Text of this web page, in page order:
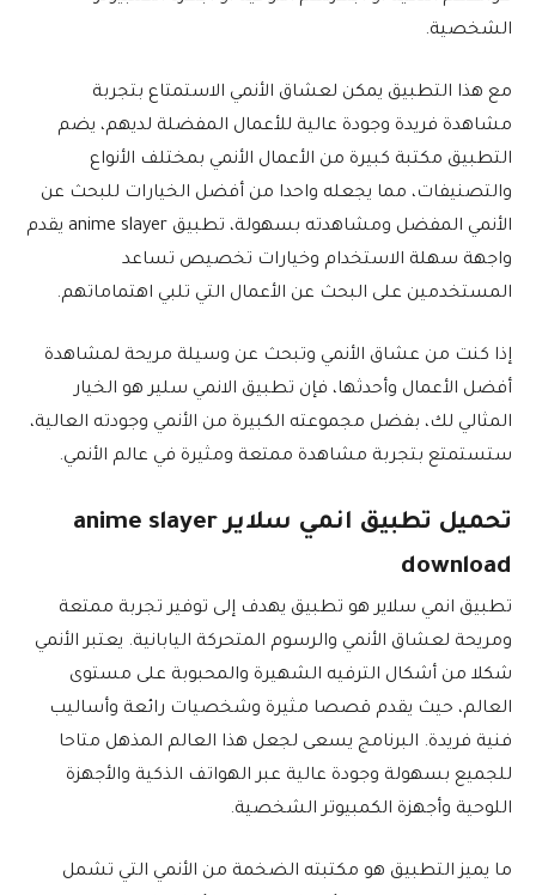
الشخصية.
مع هذا التطبيق يمكن لعشاق الأنمي الاستمتاع بتجربة
مشاهدة فريدة وجودة عالية للأعمال المفضلة لديهم، يضم
التطبيق مكتبة كبيرة من الأعمال الأنمي بمختلف الأنواع
والتصنيفات، مما يجعله واحدا من أفضل الخيارات للبحث عن
الأنمي المفضل ومشاهدته بسهولة، تطبيق anime slayer يقدم
واجهة سهلة الاستخدام وخيارات تخصيص تساعد
المستخدمين على البحث عن الأعمال التي تلبي اهتماماتهم.
إذا كنت من عشاق الأنمي وتبحث عن وسيلة مريحة لمشاهدة
أفضل الأعمال وأحدثها، فإن تطبيق الانمي سلير هو الخيار
المثالي لك، بفضل مجموعته الكبيرة من الأنمي وجودته العالية،
ستستمتع بتجربة مشاهدة ممتعة ومثيرة في عالم الأنمي.
تحميل تطبيق انمي سلاير anime slayer
download
تطبيق انمي سلاير هو تطبيق يهدف إلى توفير تجربة ممتعة
ومريحة لعشاق الأنمي والرسوم المتحركة اليابانية. يعتبر الأنمي
شكلا من أشكال الترفيه الشهيرة والمحبوبة على مستوى
العالم، حيث يقدم قصصا مثيرة وشخصيات رائعة وأساليب
فنية فريدة. البرنامج يسعى لجعل هذا العالم المذهل متاحا
للجميع بسهولة وجودة عالية عبر الهواتف الذكية والأجهزة
اللوحية وأجهزة الكمبيوتر الشخصية.
ما يميز التطبيق هو مكتبته الضخمة من الأنمي التي تشمل